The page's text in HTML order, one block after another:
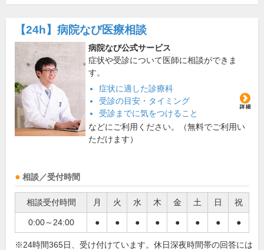
【24h】 病院なび医療相談
病院なび公式サービス
症状や受診について医師に相談ができま
す。
症状に適した診療科
受診の目安・タイミング
受診までに気をつけること
などにご利用ください。（無料でご利用い
ただけます）
相談／受付時間
相談受付時間 月 火 水 木 金 土 日 祝
0:00～24:00 ● ● ● ● ● ● ● ●
※24時間365日、受け付けています。休日深夜時間帯の回答には